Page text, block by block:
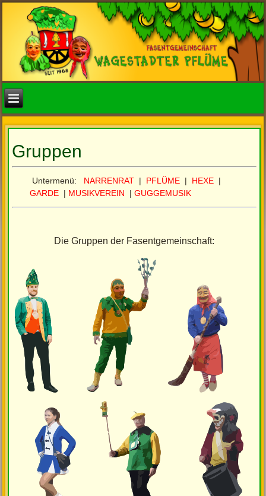
Gruppen
Untermenü: NARRENRAT | PFLÜME | HEXE |
GARDE | MUSIKVEREIN |GUGGEMUSIK
Die Gruppen der Fasentgemeinschaft: